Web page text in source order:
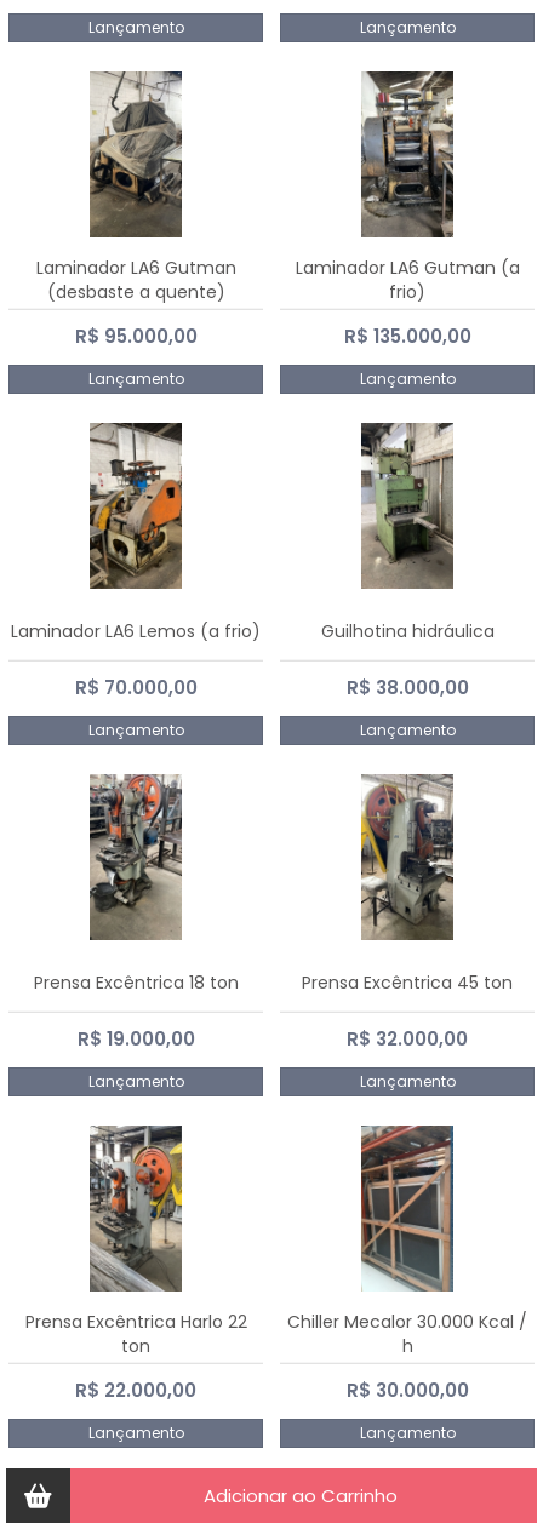
Lançamento Lançamento
Laminador LA6 Gutman
(desbaste a quente)
R$ 95.000,00
Lançamento
Laminador LA6 Gutman (a
frio)
R$ 135.000,00
Lançamento
Laminador LA6 Lemos (a frio)
R$ 70.000,00
Lançamento
Guilhotina hidráulica
R$ 38.000,00
Lançamento
Prensa Excêntrica 18 ton
R$ 19.000,00
Lançamento
Prensa Excêntrica 45 ton
R$ 32.000,00
Lançamento
Prensa Excêntrica Harlo 22
ton
R$ 22.000,00
Lançamento
Chiller Mecalor 30.000 Kcal /
h
R$ 30.000,00
Lançamento
Adicionar ao Carrinho